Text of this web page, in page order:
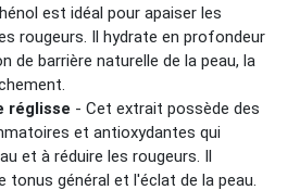
est idéal pour apaiser les
rougeurs. Il hydrate en profondeur
barrière naturelle de la peau, la
réglisse - Cet extrait possède des
et antioxydantes qui
et à réduire les rougeurs. Il
tonus général et l'éclat de la peau.